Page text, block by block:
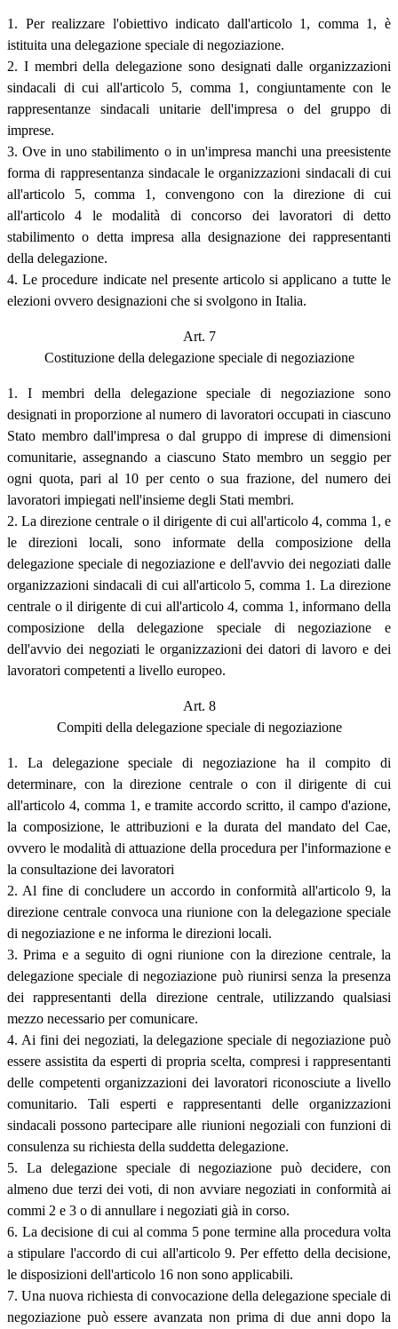
1. Per realizzare l'obiettivo indicato dall'articolo 1, comma 1, è
istituita una delegazione speciale di negoziazione.
2. I membri della delegazione sono designati dalle organizzazioni
sindacali di cui all'articolo 5, comma 1, congiuntamente con le
rappresentanze sindacali unitarie dell'impresa o del gruppo di
imprese.
3. Ove in uno stabilimento o in un'impresa manchi una preesistente
forma di rappresentanza sindacale le organizzazioni sindacali di cui
all'articolo 5, comma 1, convengono con la direzione di cui
all'articolo 4 le modalità di concorso dei lavoratori di detto
stabilimento o detta impresa alla designazione dei rappresentanti
della delegazione.
4. Le procedure indicate nel presente articolo si applicano a tutte le
elezioni ovvero designazioni che si svolgono in Italia.
Art. 7
Costituzione della delegazione speciale di negoziazione
1. I membri della delegazione speciale di negoziazione sono
designati in proporzione al numero di lavoratori occupati in ciascuno
Stato membro dall'impresa o dal gruppo di imprese di dimensioni
comunitarie, assegnando a ciascuno Stato membro un seggio per
ogni quota, pari al 10 per cento o sua frazione, del numero dei
lavoratori impiegati nell'insieme degli Stati membri.
2. La direzione centrale o il dirigente di cui all'articolo 4, comma 1, e
le direzioni locali, sono informate della composizione della
delegazione speciale di negoziazione e dell'avvio dei negoziati dalle
organizzazioni sindacali di cui all'articolo 5, comma 1. La direzione
centrale o il dirigente di cui all'articolo 4, comma 1, informano della
composizione della delegazione speciale di negoziazione e
dell'avvio dei negoziati le organizzazioni dei datori di lavoro e dei
lavoratori competenti a livello europeo.
Art. 8
Compiti della delegazione speciale di negoziazione
1. La delegazione speciale di negoziazione ha il compito di
determinare, con la direzione centrale o con il dirigente di cui
all'articolo 4, comma 1, e tramite accordo scritto, il campo d'azione,
la composizione, le attribuzioni e la durata del mandato del Cae,
ovvero le modalità di attuazione della procedura per l'informazione e
la consultazione dei lavoratori
2. Al fine di concludere un accordo in conformità all'articolo 9, la
direzione centrale convoca una riunione con la delegazione speciale
di negoziazione e ne informa le direzioni locali.
3. Prima e a seguito di ogni riunione con la direzione centrale, la
delegazione speciale di negoziazione può riunirsi senza la presenza
dei rappresentanti della direzione centrale, utilizzando qualsiasi
mezzo necessario per comunicare.
4. Ai fini dei negoziati, la delegazione speciale di negoziazione può
essere assistita da esperti di propria scelta, compresi i rappresentanti
delle competenti organizzazioni dei lavoratori riconosciute a livello
comunitario. Tali esperti e rappresentanti delle organizzazioni
sindacali possono partecipare alle riunioni negoziali con funzioni di
consulenza su richiesta della suddetta delegazione.
5. La delegazione speciale di negoziazione può decidere, con
almeno due terzi dei voti, di non avviare negoziati in conformità ai
commi 2 e 3 o di annullare i negoziati già in corso.
6. La decisione di cui al comma 5 pone termine alla procedura volta
a stipulare l'accordo di cui all'articolo 9. Per effetto della decisione,
le disposizioni dell'articolo 16 non sono applicabili.
7. Una nuova richiesta di convocazione della delegazione speciale di
negoziazione può essere avanzata non prima di due anni dopo la